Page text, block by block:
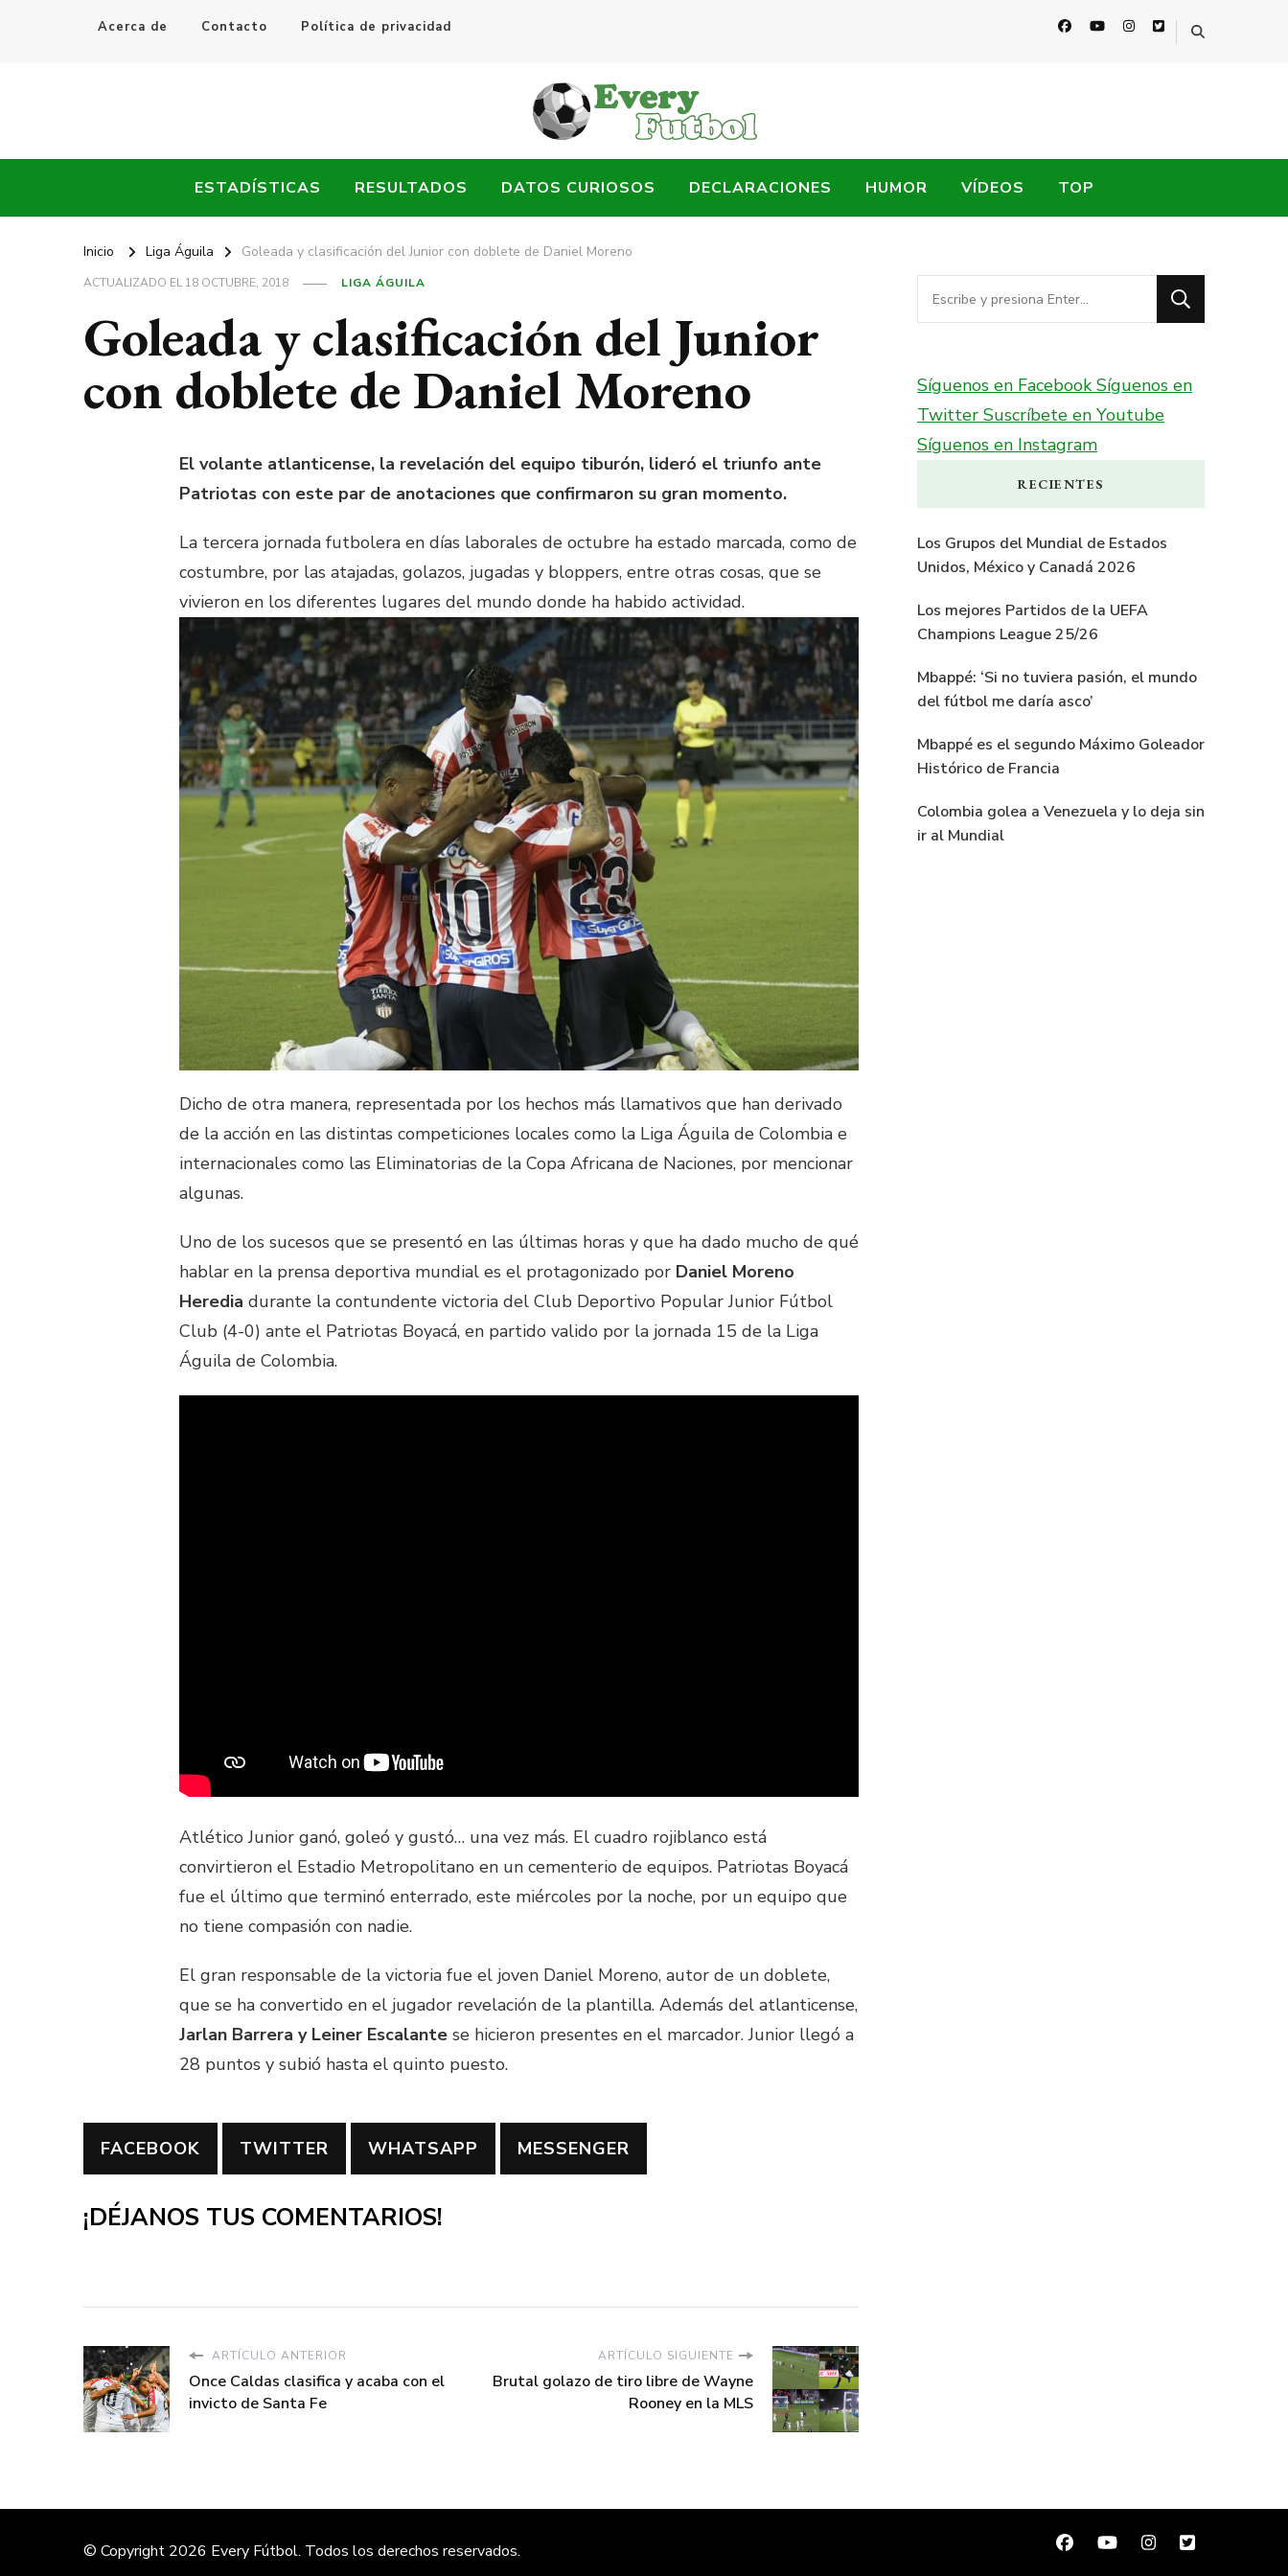
Acerca de Contacto Política de privacidad
Every Fútbol
ESTADÍSTICAS RESULTADOS DATOS CURIOSOS DECLARACIONES HUMOR VÍDEOS TOP
Inicio Liga Águila Goleada y clasificación del Junior con doblete de Daniel Moreno
ACTUALIZADO EL18 OCTUBRE, 2018 LIGA ÁGUILA
Goleada y clasificación del Junior
con doblete de Daniel Moreno
El volante atlanticense, la revelación del equipo tiburón, lideró el triunfo ante
Patriotas con este par de anotaciones que confirmaron su gran momento.
La tercera jornada futbolera en días laborales de octubre ha estado marcada, como de
costumbre, por las atajadas, golazos, jugadas y bloppers, entre otras cosas, que se
vivieron en los diferentes lugares del mundo donde ha habido actividad.
Dicho de otra manera, representada por los hechos más llamativos que han derivado
de la acción en las distintas competiciones locales como la Liga Águila de Colombia e
internacionales como las Eliminatorias de la Copa Africana de Naciones, por mencionar
algunas.
Uno de los sucesos que se presentó en las últimas horas y que ha dado mucho de qué
hablar en la prensa deportiva mundial es el protagonizado por Daniel Moreno
Heredia durante la contundente victoria del Club Deportivo Popular Junior Fútbol
Club (4-0) ante el Patriotas Boyacá, en partido valido por la jornada 15 de la Liga
Águila de Colombia.
Atlético Junior ganó, goleó y gustó… una vez más. El cuadro rojiblanco está
convirtieron el Estadio Metropolitano en un cementerio de equipos. Patriotas Boyacá
fue el último que terminó enterrado, este miércoles por la noche, por un equipo que
no tiene compasión con nadie.
El gran responsable de la victoria fue el joven Daniel Moreno, autor de un doblete,
que se ha convertido en el jugador revelación de la plantilla. Además del atlanticense,
Jarlan Barrera y Leiner Escalante se hicieron presentes en el marcador. Junior llegó a
28 puntos y subió hasta el quinto puesto.
FACEBOOK TWITTER WHATSAPP MESSENGER
¡DÉJANOS TUS COMENTARIOS!
ARTÍCULO ANTERIOR
Once Caldas clasifica y acaba con el
invicto de Santa Fe
ARTÍCULO SIGUIENTE
Brutal golazo de tiro libre de Wayne
Rooney en la MLS
¿Buscas
algo?
Síguenos en FacebookSíguenos en
Twitter Suscríbete en Youtube
Síguenos en Instagram
RECIENTES
Los Grupos del Mundial de Estados
Unidos, México y Canadá 2026
Los mejores Partidos de la UEFA
Champions League 25/26
Mbappé: ‘Si no tuviera pasión, el mundo
del fútbol me daría asco’
Mbappé es el segundo Máximo Goleador
Histórico de Francia
Colombia golea a Venezuela y lo deja sin
ir al Mundial
© Copyright 2026 Every Fútbol. Todos los derechos reservados.